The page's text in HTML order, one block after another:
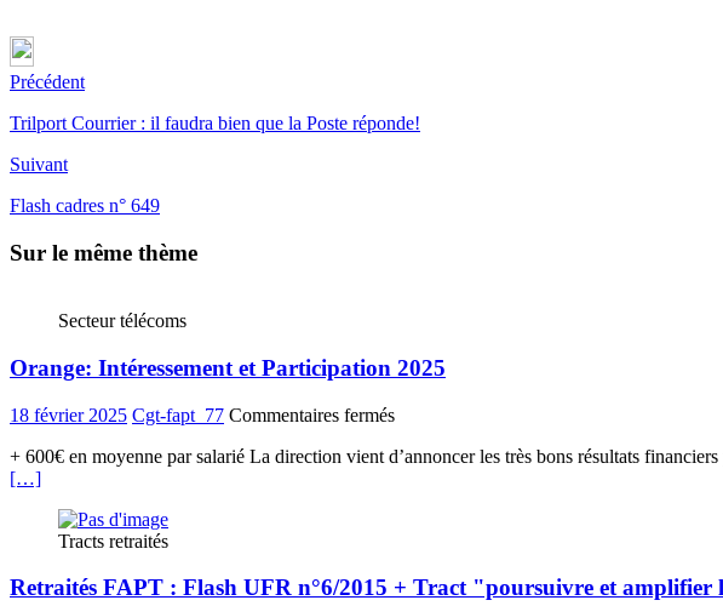
Précédent
Trilport Courrier : il faudra bien que la Poste réponde!
Suivant
Flash cadres n° 649
Sur le même thème
Secteur télécoms
Orange: Intéressement et Participation 2025
18 février 2025 Cgt-fapt_77 Commentaires ferméssur
Intéressement
+ 600€ en moyenne par salarié La direction vient d’annoncer les très bons résultats
[…]
Tracts retraités
Retraités FAPT : Flash UFR n°6/2015 + Tract "poursuivre et amplifier